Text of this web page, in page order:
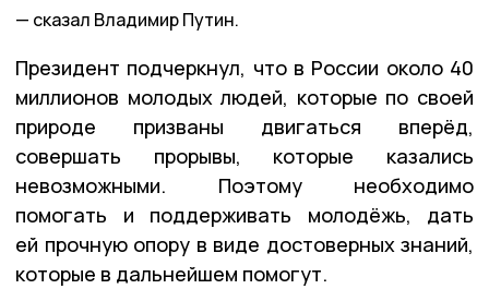
сказал Владимир Путин.
Президент подчеркнул, что в России около 40
миллионов молодых людей, которые по своей
природе призваны двигаться вперёд,
совершать прорывы, которые казались
невозможными. Поэтому необходимо
помогать и поддерживать молодёжь, дать
ей прочную опору в виде достоверных знаний,
которые в дальнейшем помогут.